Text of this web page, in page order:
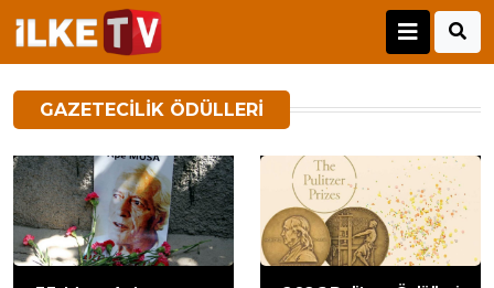
GAZETECILIK ÖDÜLLERI